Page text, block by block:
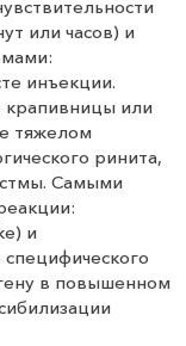
или часов) и
инъекции.
или
тяжелом
ринита,
Самыми
и
в повышенном